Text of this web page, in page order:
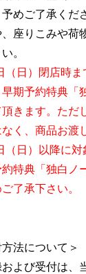
めご了承くだ
座りこみや荷
。
（日）閉店時
期予約特典「
きます。ただ
く、商品お渡
（日）以降に
特典「独白ノ
了承下さい。
法について＞
よび受付は、